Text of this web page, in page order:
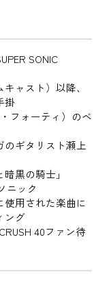
SONIC
ャスト）以降、
掛
フォーティ）のベ
のギタリスト瀬上
黒の騎士」
ニック
使用された楽曲に
ング
40ファン待